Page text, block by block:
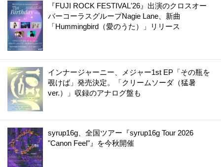
『FUJI ROCK FESTIVAL'26』出演のクロスオー
バーコーラスグループNagie Lane、新曲
「Hummingbird（愛のうた）」リリース
インナージャーニー、メジャー1st EP「その瓶を
覗けば」発売決定。「クリームソーダ（猛暑
ver.）」収録のアナログ盤も
syrup16g、全国ツアー『syrup16g Tour 2026
"Canon Feel"』を今秋開催